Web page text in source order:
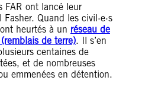
ont lancé leur
Quand les civil·e·s
heurtés à un réseau de
de terre). Il s’en
centaines de
et de nombreuses
emmenées en détention.